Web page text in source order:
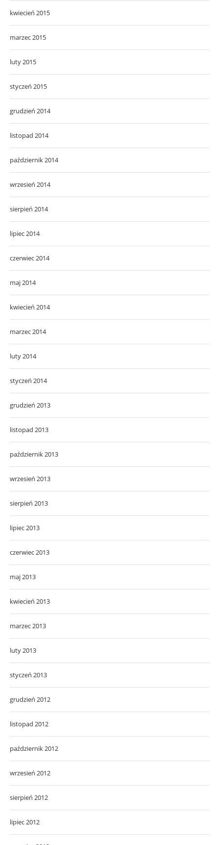
kwiecień 2015
marzec 2015
luty 2015
styczeń 2015
grudzień 2014
listopad 2014
październik 2014
wrzesień 2014
sierpień 2014
lipiec 2014
czerwiec 2014
maj 2014
kwiecień 2014
marzec 2014
luty 2014
styczeń 2014
grudzień 2013
listopad 2013
październik 2013
wrzesień 2013
sierpień 2013
lipiec 2013
czerwiec 2013
maj 2013
kwiecień 2013
marzec 2013
luty 2013
styczeń 2013
grudzień 2012
listopad 2012
październik 2012
wrzesień 2012
sierpień 2012
lipiec 2012